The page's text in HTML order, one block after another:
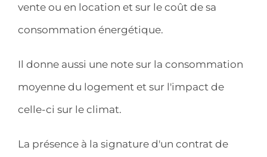
vente ou en location et sur le coût de sa
consommation énergétique.
Il donne aussi une note sur la consommation
moyenne du logement et sur l'impact de
celle-ci sur le climat.
La présence à la signature d'un contrat de